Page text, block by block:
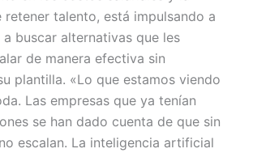
retener talento, está impulsando a
a buscar alternativas que les
de manera efectiva sin
plantilla. «Lo que estamos viendo
Las empresas que ya tenían
se han dado cuenta de que sin
escalan. La inteligencia artificial